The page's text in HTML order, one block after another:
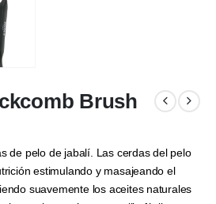
Brush
de pelo de jabalí. Las cerdas del pelo
estimulando y masajeando el
suavemente los aceites naturales